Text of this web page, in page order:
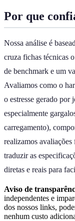
Por que
Nossa análise é
cruza fichas técnicas
de benchmark e um
Avaliamos como o
o estresse gerado por
especialmente
carregamento),
realizamos avaliações
traduzir as
diretas e reais para
Aviso de
independentes e
dos nossos links,
nenhum custo